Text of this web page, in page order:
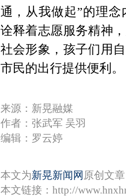
通，从我做起”的理
诠释着志愿服务精神
社会形象，孩子们用
市民的出行提供便利。
来源：新晃融媒
作者：张武军 吴羽
编辑：罗云婷
本文为新晃新闻网 原创文
本文链接： http://